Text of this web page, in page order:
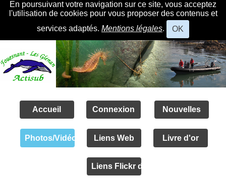
En poursuivant votre navigation sur ce site, vous acceptez
l'utilisation de cookies pour vous proposer des contenus et
services adaptés. Mentions légales. OK
Accueil Connexion Nouvelles
Photos/Vidéos Liens Web Livre d'or
Liens Flickr des amis